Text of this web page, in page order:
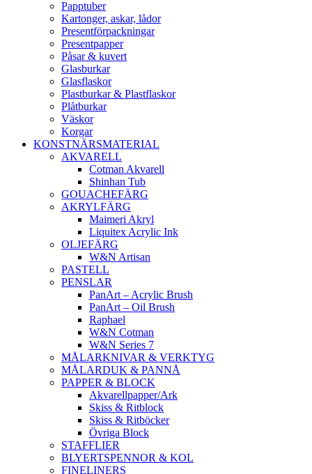
Papptuber
Kartonger, askar, lådor
Presentförpackningar
Presentpapper
Påsar & kuvert
Glasburkar
Glasflaskor
Plastburkar & Plastflaskor
Plåtburkar
Väskor
Korgar
KONSTNÄRSMATERIAL
AKVARELL
Cotman Akvarell
Shinhan Tub
GOUACHEFÄRG
AKRYLFÄRG
Maimeri Akryl
Liquitex Acrylic Ink
OLJEFÄRG
W&N Artisan
PASTELL
PENSLAR
PanArt – Acrylic Brush
PanArt – Oil Brush
Raphael
W&N Cotman
W&N Series 7
MÅLARKNIVAR & VERKTYG
MÅLARDUK & PANNÅ
PAPPER & BLOCK
Akvarellpapper/Ark
Skiss & Ritblock
Skiss & Ritböcker
Övriga Block
STAFFLIER
BLYERTSPENNOR & KOL
FINELINERS